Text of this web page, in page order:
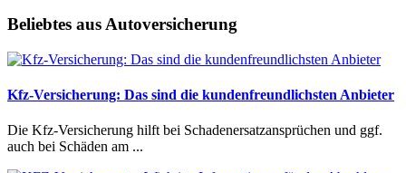
Beliebtes aus Autoversicherung
Kfz-Versicherung: Das sind die kundenfreundlichsten Anbieter
Die Kfz-Versicherung hilft bei Schadenersatzansprüchen und ggf.
auch bei Schäden am ...